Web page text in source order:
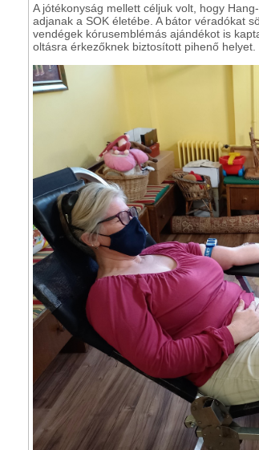
A jótékonyság mellett céljuk volt, hogy
adjanak a SOK életébe. A bátor véradókat
vendégek kórusemblémás ajándékot is
oltásra érkezőknek biztosított pihenő helyet.